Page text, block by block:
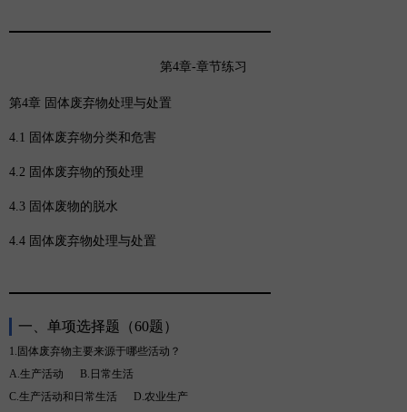
第4章-章节练习
第4章 固体废弃物处理与处置
4.1 固体废弃物分类和危害
4.2 固体废弃物的预处理
4.3 固体废物的脱水
4.4 固体废弃物处理与处置
一、单项选择题（60题）
1. 固体废弃物主要来源于哪些活动？
A.生产活动
B.日常生活
C.生产活动和日常生活
D.农业生产